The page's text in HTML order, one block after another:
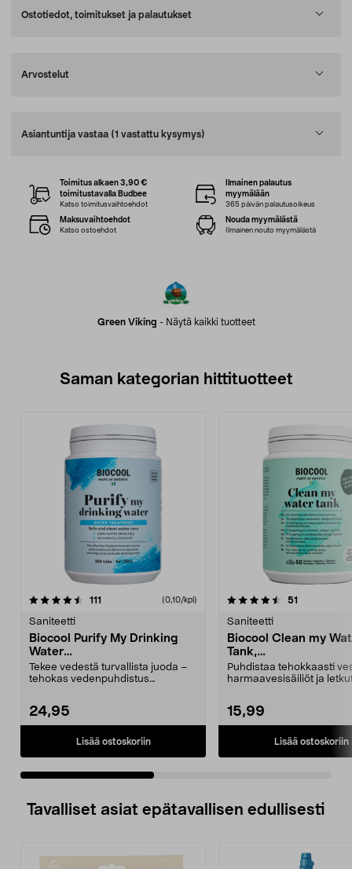
Ostotiedot, toimitukset ja palautukset
Arvostelut
Asiantuntija vastaa (1 vastattu kysymys)
Green Viking - Näytä kaikki tuotteet
Toimitus alkaen 3,90 €
toimitustavalla Budbee
Katso toimitusvaihtoehdot
Ilmainen palautus
myymälään
365 päivän palautusoikeus
Maksuvaihtoehdot
Katso ostoehdot
Nouda myymälästä
Ilmainen nouto myymälästä
Saman kategorian hittituotteet
111 (0,10/kpl)
Saniteetti
Biocool Purify My Drinking
Water
Vedenpuhdistustabletit, 250
kpl
Tekee vedestä turvallista juoda –
tehokas vedenpuhdistus
24,95
Lisää ostoskoriin
4.5 viidestä
51
Saniteetti
Biocool Clean my
Tank,
kpl
Puhdistaa tehokkaasti
harmaavesisäiliöt ja
15,99
Lisää ostoskoriin
4.0 viidestä
Tavalliset asiat epätavallisen edullisesti